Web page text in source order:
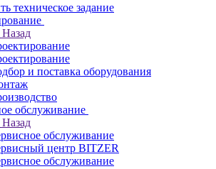
техническое задание
Назад
и поставка оборудования
обслуживание
Назад
обслуживание
центр BITZER
обслуживание